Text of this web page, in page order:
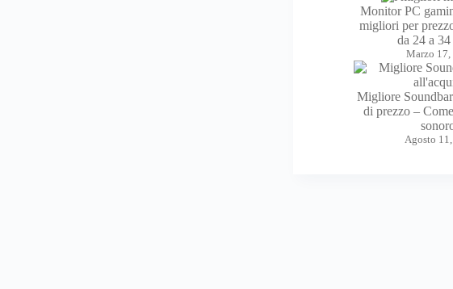
Monitor PC
migliori per
da 24 a
Marzo 17,
Migliore
di prezzo –
Agosto